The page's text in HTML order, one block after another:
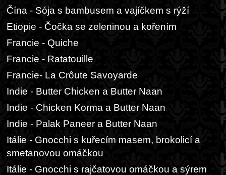
Čína - Sója s bambusem a vajíčkem s rýží
Etiopie - Čočka se zeleninou a kořením
Francie - Quiche
Francie - Ratatouille
Francie- La Crôute Savoyarde
Indie - Butter Chicken a Butter Naan
Indie - Chicken Korma a Butter Naan
Indie - Palak Paneer a Butter Naan
Itálie - Gnocchi s kuřecím masem, brokolicí a
smetanovou omáčkou
Itálie - Gnocchi s rajčatovou omáčkou a sýrem